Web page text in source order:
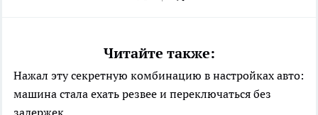
Читайте также:
Нажал эту секретную комбинацию в настройках авто:
машина стала ехать резвее и переключаться без